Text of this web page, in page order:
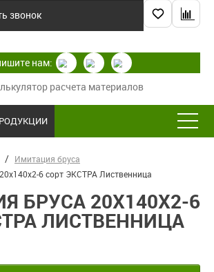
звонок
расчета материалов
нам:
Имитация бруса
6 сорт ЭКСТРА Лиственница
БРУСА 20Х140Х2-6
ЛИСТВЕННИЦА